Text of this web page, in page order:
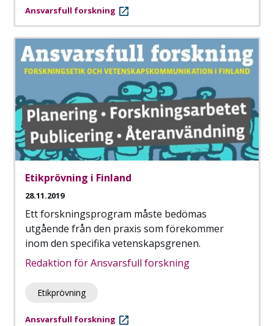
Ansvarsfull forskning
Etikprövning i Finland
28.11.2019
Ett forskningsprogram måste bedömas
utgående från den praxis som förekommer
inom den specifika vetenskapsgrenen.
Redaktion för Ansvarsfull forskning
Etikprövning
Ansvarsfull forskning